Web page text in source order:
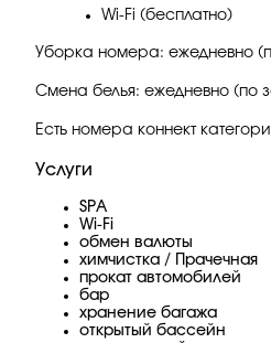
Wi-Fi (бесплатно)
Уборка номера: ежедневно
Смена белья: ежедневно (по
Есть номера коннект
Услуги
SPA
Wi-Fi
обмен валюты
химчистка / Прачечная
прокат автомобилей
бар
хранение багажа
открытый бассейн